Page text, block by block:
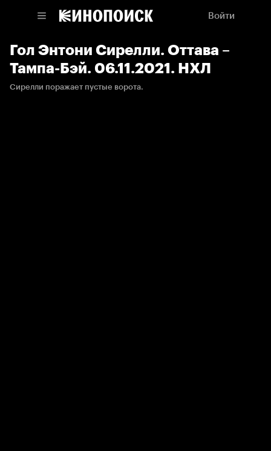
Войти
Гол Энтони Сирелли. Оттава –
Тампа-Бэй. 06.11.2021. НХЛ
Сирелли поражает пустые ворота.